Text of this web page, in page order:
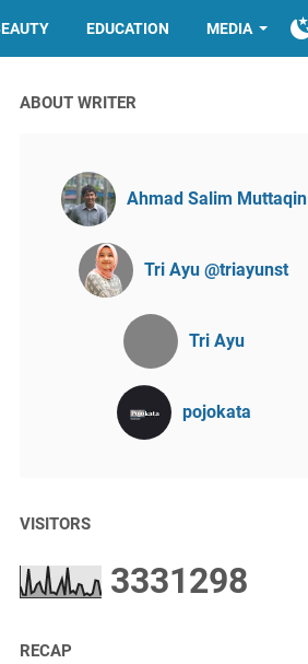
EDUCATION MEDIA
ABOUT WRITER
Ahmad Salim Muttaqin
Tri Ayu @triayunst
Tri Ayu
pojokata
VISITORS
3331298
RECAP